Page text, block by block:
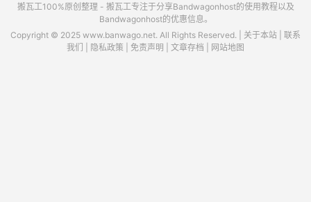
搬瓦工100%原创整理 - 搬瓦工专注于分享Bandwagonhost的使用教程以及
Bandwagonhost的优惠信息。
Copyright © 2025 www.banwago.net. All Rights Reserved. | 关于本站
联系
我们
隐私政策 免责声明 文章存档 网站地图